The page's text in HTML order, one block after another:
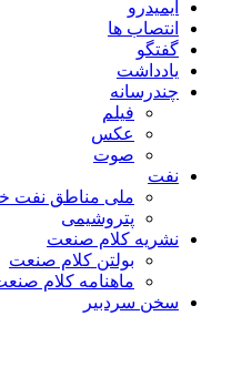
ایمیدرو
انتصاب ها
گفتگو
یادداشت
چندرسانه
فیلم
عکس
صوت
نفت
ملی مناطق نفت
پتروشیمی
نشریه کلام صنعت
بولتن کلام صنعت
ماهنامه کلام
سخن سردبیر